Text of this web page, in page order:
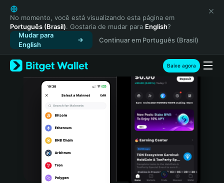
English
日本語
Tiếng Việt
Русский
Español (Latinoamérica)
Türkçe
Italiano
Português (Portugal)
Bahasa Indonesia
No momento, você está visualizando esta página em
Português (Brasil). Gostaria de mudar para English?
Mudar para
English
Continuar em Português (Brasil)
Baixe agora